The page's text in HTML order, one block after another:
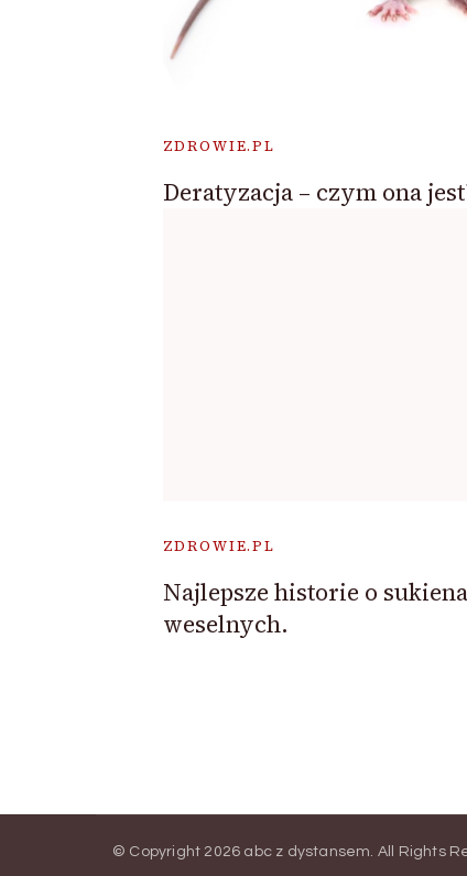
ZDROWIE.PL
Deratyzacja – czym ona
ZDROWIE.PL
Najlepsze historie o
weselnych.
© Copyright 2026 abc z dystansem. All Rights